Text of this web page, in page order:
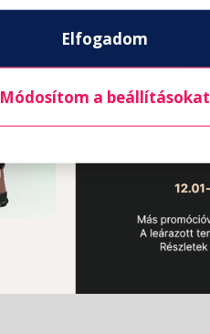
Elfogadom
Módosítom a beállításokat